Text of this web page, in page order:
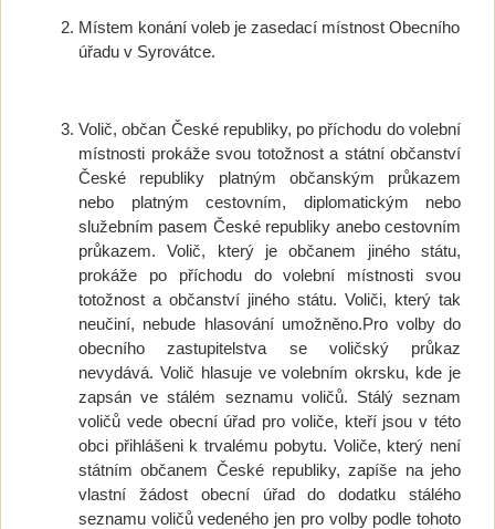
Místem konání voleb je zasedací místnost Obecního
úřadu v Syrovátce.
Volič, občan České republiky, po příchodu do volební
místnosti prokáže svou totožnost a státní občanství
České republiky platným občanským průkazem
nebo platným cestovním, diplomatickým nebo
služebním pasem České republiky anebo cestovním
průkazem. Volič, který je občanem jiného státu,
prokáže po příchodu do volební místnosti svou
totožnost a občanství jiného státu. Voliči, který tak
neučiní, nebude hlasování umožněno.Pro volby do
obecního zastupitelstva se voličský průkaz
nevydává. Volič hlasuje ve volebním okrsku, kde je
zapsán ve stálém seznamu voličů. Stálý seznam
voličů vede obecní úřad pro voliče, kteří jsou v této
obci přihlášeni k trvalému pobytu. Voliče, který není
státním občanem České republiky, zapíše na jeho
vlastní žádost obecní úřad do dodatku stálého
seznamu voličů vedeného jen pro volby podle tohoto